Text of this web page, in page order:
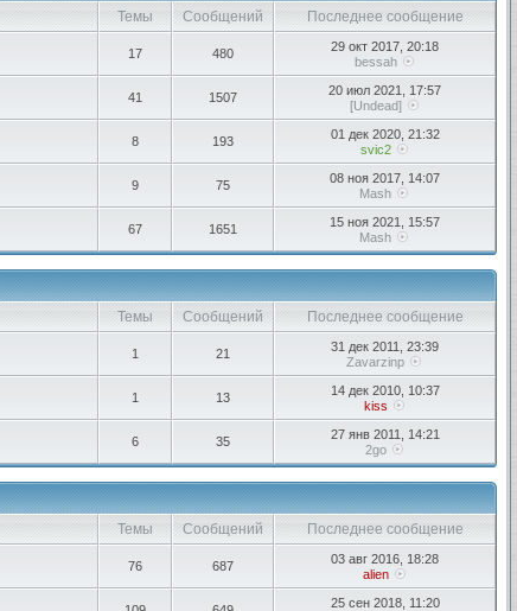
Темы Сообщений Последнее сообщение
17 480
29 окт 2017, 20:18
bessah
41 1507
20 июл 2021, 17:57
[Undead]
8 193
01 дек 2020, 21:32
svic2
9 75
08 ноя 2017, 14:07
Mash
67 1651
15 ноя 2021, 15:57
Mash
Темы Сообщений Последнее сообщение
1 21
31 дек 2011, 23:39
Zavarzinp
1 13
14 дек 2010, 10:37
kiss
6 35
27 янв 2011, 14:21
2go
Темы Сообщений Последнее сообщение
76 687
03 авг 2016, 18:28
alien
25 сен 2018, 11:20